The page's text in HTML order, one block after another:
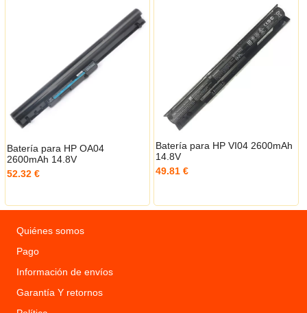
Batería para HP OA04
2600mAh 14.8V
52.32 €
Batería para HP VI04 2600mAh
14.8V
49.81 €
Quiénes somos
Pago
Información de envíos
Garantía Y retornos